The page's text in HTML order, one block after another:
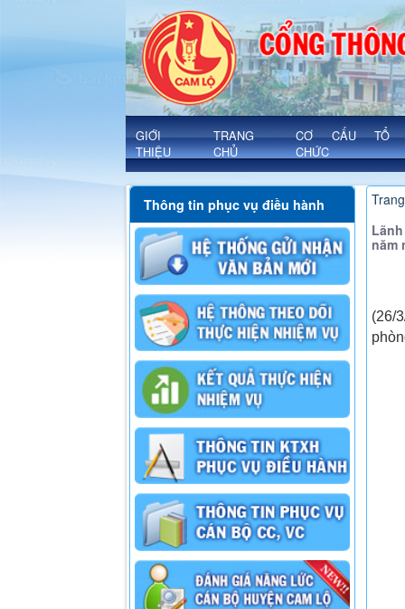
Chi tiết - Xã Cam Lộ
'
GIỚI
THIỆU
TRANG
CHỦ
CƠ CẤU TỔ
CHỨC
Thông tin phục vụ điều hành
năm
(26/